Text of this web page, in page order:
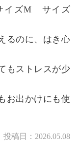
イズM サイズ
るのに、はき心
もストレスが少
お出かけにも使
投稿日： 2026.05.08